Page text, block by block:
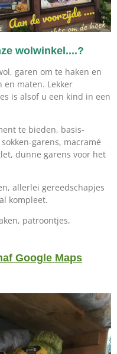
wolwinkel....?
garen om te haken en
en maten. Lekker
is alsof u een kind in een
te bieden, basis-
garens, macramé
dunne garens voor het
allerlei gereedschapjes
kompleet.
patroontjes,
Google Maps